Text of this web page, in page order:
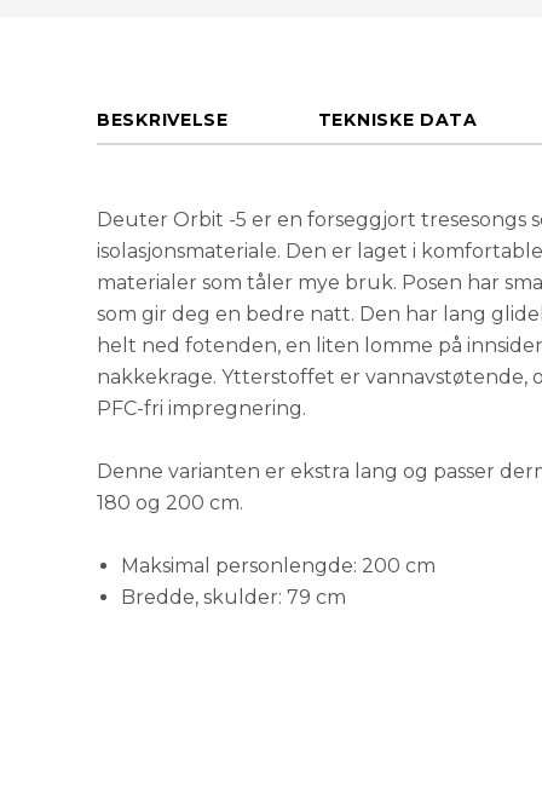
BESKRIVELSE TEKNISKE DATA
Deuter Orbit -5 er en forseggjort tresesongs
isolasjonsmateriale. Den er laget i
materialer som tåler mye bruk. Posen har
som gir deg en bedre natt. Den har lang
helt ned fotenden, en liten lomme på
nakkekrage. Ytterstoffet er vannavstøtende,
PFC-fri impregnering.
Denne varianten er ekstra lang og passer
180 og 200 cm.
Maksimal personlengde: 200 cm
Bredde, skulder: 79 cm